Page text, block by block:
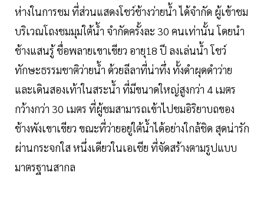
ห่างในการชม ที่ส่วนแสดงโชว์ช้างว่ายน้ำ ได้จำกัด ผู้เข้าชม
บริเวณโถงชมมุมใต้น้ำ จำกัดครั้งละ 30 คนเท่านั้น โดยนำ
ช้างแสนรู้ ชื่อพลายเขาเขียว อายุ18 ปี ลงเล่นน้ำ โชว์
ทักษะธรรมชาติว่ายน้ำ ด้วยลีลาที่น่าทึ่ง ทั้งดำผุดดำว่าย
และเดินสองเท้าในสระน้ำ ที่มีขนาดใหญ่สูงกว่า 4 เมตร
กว้างกว่า 30 เมตร ที่ผู้ชมสามารถเข้าไปชมอิริยาบถของ
ช้างพังเขาเขียว ขณะที่ว่ายอยู่ใต้น้ำได้อย่างใกล้ชิด สุดน่ารัก
ผ่านกระจกใส หนึ่งเดียวในเอเชีย ที่จัดสร้างตามรูปแบบ
มาตรฐานสากล